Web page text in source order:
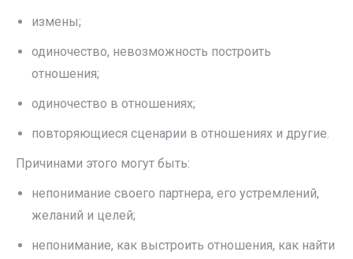
измены;
одиночество, невозможность построить
отношения;
одиночество в отношениях;
повторяющиеся сценарии в отношениях и другие.
Причинами этого могут быть:
непонимание своего партнера, его устремлений,
желаний и целей;
непонимание, как выстроить отношения, как найти